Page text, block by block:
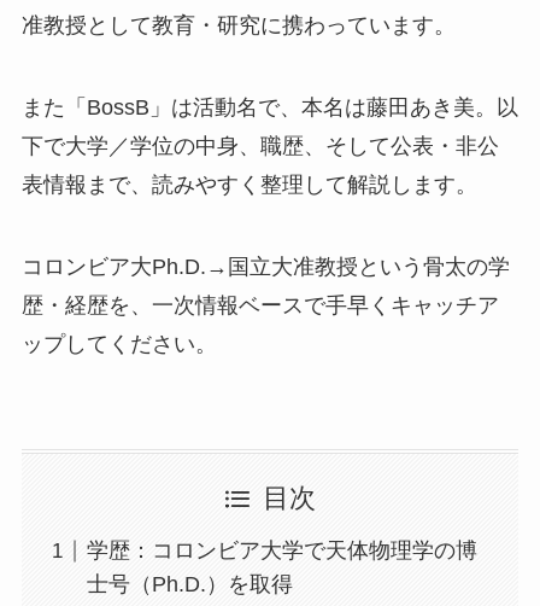
准教授として教育・研究に携わっています。
また「BossB」は活動名で、本名は藤田あき美。以
下で大学／学位の中身、職歴、そして公表・非公
表情報まで、読みやすく整理して解説します。
コロンビア大Ph.D.→国立大准教授という骨太の学
歴・経歴を、一次情報ベースで手早くキャッチア
ップしてください。
目次
学歴：コロンビア大学で天体物理学の博
士号（Ph.D.）を取得